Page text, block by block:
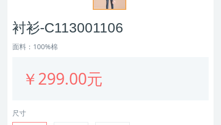
衬衫-C113001106
面料：100%棉
￥299.00元
尺寸